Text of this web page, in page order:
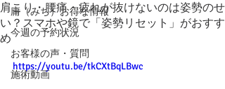
庸（みち）お得な情報
今週の予約状況
お客様の声・質問
施術動画
肩こり・腰痛・疲れが抜けないのは姿勢のせ
い？スマホや鏡で「姿勢リセット」がおすす
め
https://youtu.be/tkCXtBqLBwc